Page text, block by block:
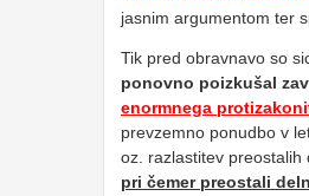
jasnim argumentom ter
Tik pred obravnavo so
ponovno poizkušal
enormnega
prevzemno ponudbo v
oz. razlastitev preostalih
pri čemer preostali